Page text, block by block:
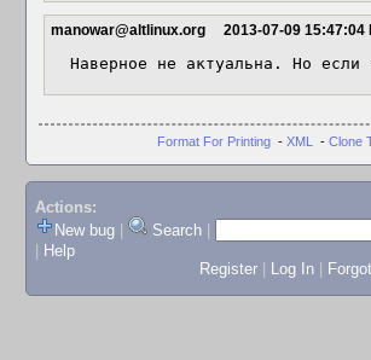
manowar@altlinux.org 2013-07-09 15:47:04
Наверное не актуальна. Но
Format For Printing - XML - Clone
Actions:
New bug
Search
Help
Register
Log In